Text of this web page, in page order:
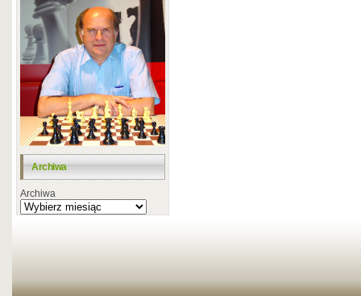
Archiwa
Archiwa